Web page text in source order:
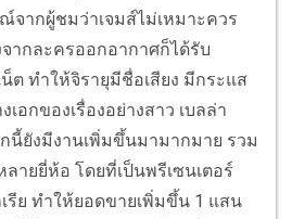
จากผู้ชมว่าเจมส์ไม่เหมาะควร
ากละครออกอากาศก็ได้รับ
ต ทำให้จิรายุมีชื่อเสียง มีกระแส
อกของเรื่องอย่างสาว เบลล่า
นี้ยังมีงานเพิ่มขึ้นมามากมาย รวม
ลายยี่ห้อ โดยที่เป็นพรีเซนเตอร์
รีย ทำให้ยอดขายเพิ่มขึ้น 1 แสน